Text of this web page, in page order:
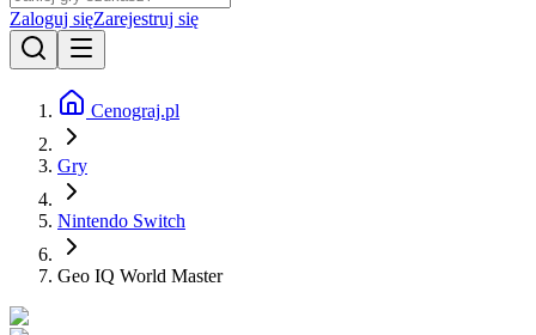
Zaloguj sięZarejestruj się
Cenograj.pl
Gry
Nintendo Switch
Geo IQ World Master